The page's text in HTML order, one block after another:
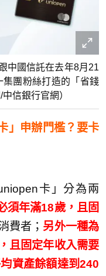
中國信託在去年8月21
集團粉絲打造的「省錢
信銀行官網）
」申辦門檻？要卡
卡」分為兩
須年滿18歲，且固
費者； 另外一種為
且固定年收入需要
資產餘額達到240